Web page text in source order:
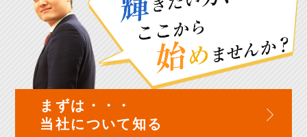
まずは・・・
当社について知る